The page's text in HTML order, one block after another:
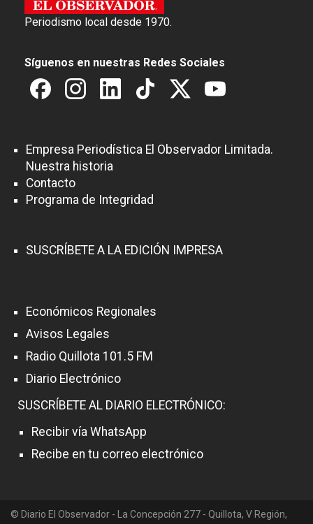
Periodismo local desde 1970.
Síguenos en nuestras Redes Sociales
Empresa Periodística El Observador Limitada.
Nuestra historia
Contacto
Programa de Integridad
SUSCRÍBETE A LA EDICIÓN IMPRESA
Económicos Regionales
Avisos Legales
Radio Quillota 101.5 FM
Diario Electrónico
SUSCRÍBETE AL DIARIO ELECTRÓNICO:
Recibir vía WhatsApp
Recibe en tu correo electrónico
© Diario El Observador - La Concepción 277 - Quillota, V Región,